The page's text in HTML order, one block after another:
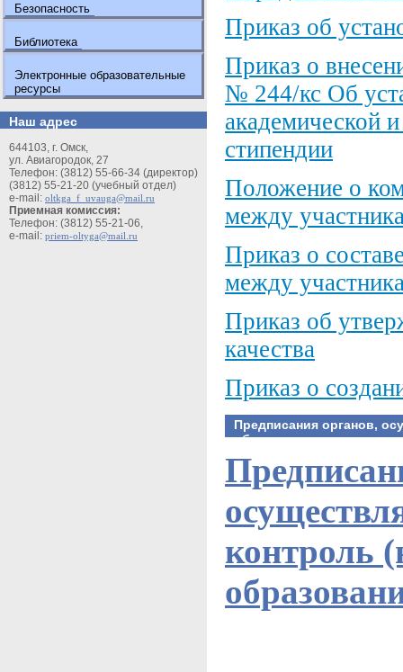
Безопасность
Библиотека
Электронные образовательные
ресурсы
Наш адрес
644103, г. Омск,
ул. Авиагородок, 27
Телефон: (3812) 55-66-34 (директор)
(3812) 55-21-20 (учебный отдел)
e-mail: oltkga_f_uvauga@mail.ru
Приемная комиссия:
Телефон: (3812) 55-21-06,
e-mail: priem-oltyga@mail.ru
Приказ об
Приказ о
№ 244/кс Об
академической
стипендии
Положение о
между
Приказ о
между
Приказ об
качества
Приказ о
Предписания органов,
образования
контроль